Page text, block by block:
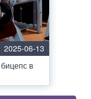
2025-06-13
в